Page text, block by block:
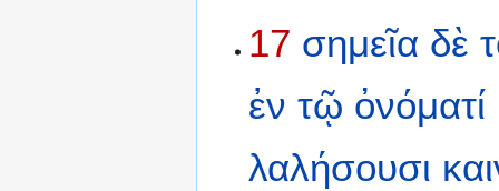
17 σημεῖα δὲ
ἐν τῷ ὀνόματί
λαλήσουσι